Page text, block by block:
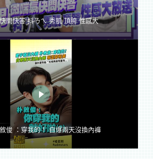
問快答 抖ㄋㄟ 秀肌 頂胯 性感大
俊 ：穿我的！ 自爆兩天沒換內褲